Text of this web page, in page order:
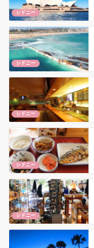
シドニー
シドニー
シドニー
シドニー
シドニー